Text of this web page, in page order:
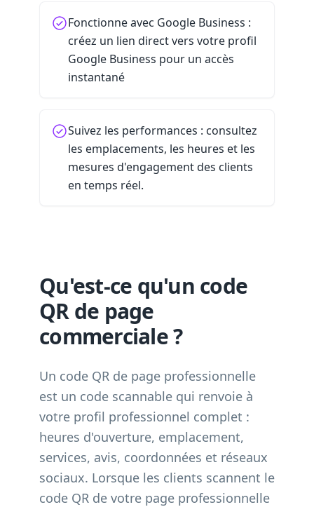
Fonctionne avec Google Business :
créez un lien direct vers votre profil
Google Business pour un accès
instantané
Suivez les performances : consultez
les emplacements, les heures et les
mesures d'engagement des clients
en temps réel.
Qu'est-ce qu'un code
QR de page
commerciale ?
Un code QR de page professionnelle
est un code scannable qui renvoie à
votre profil professionnel complet :
heures d'ouverture, emplacement,
services, avis, coordonnées et réseaux
sociaux. Lorsque les clients scannent le
code QR de votre page professionnelle